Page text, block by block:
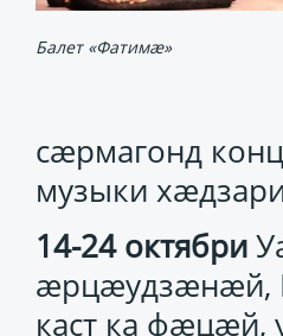
Балет «Фатимæ»
сæрмагонд
музыки
14-24 октябри
æрцæудзæнæй,
каст ка фæцæй,